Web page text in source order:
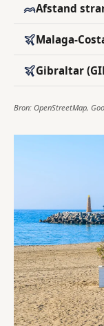
Afstand
Malaga-
Gibraltar
Bron: OpenStreetMap,